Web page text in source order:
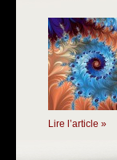
Lire l’article »